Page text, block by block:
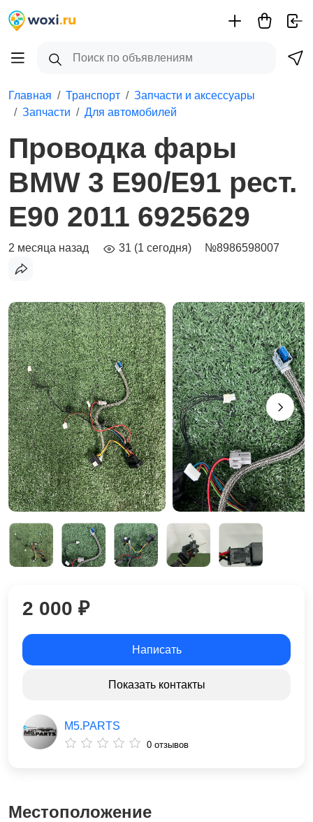
Главная Транспорт
Запчасти и аксессуары
Запчасти
Для автомобилей
Проводка фары
BMW 3 E90/E91 рест.
E90 2011 6925629
2 месяца назад 31 (1 сегодня) №8986598007
Местоположение
2 000 ₽
Написать
Показать контакты
M5.PARTS
0 отзывов